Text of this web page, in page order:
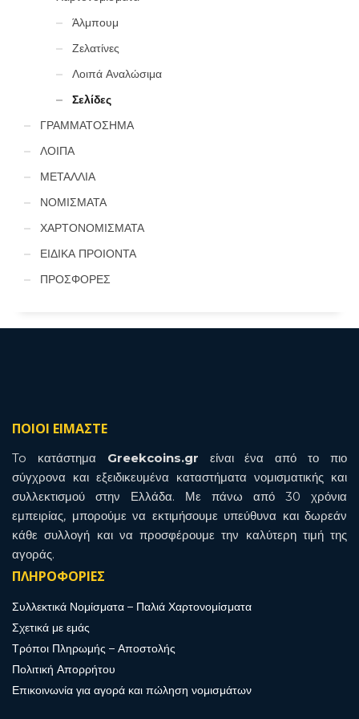
Άλμπουμ
Ζελατίνες
Λοιπά Αναλώσιμα
Σελίδες
ΓΡΑΜΜΑΤΟΣΗΜΑ
ΛΟΙΠΑ
ΜΕΤΑΛΛΙΑ
ΝΟΜΙΣΜΑΤΑ
ΧΑΡΤΟΝΟΜΙΣΜΑΤΑ
ΕΙΔΙΚΑ ΠΡΟΙΟΝΤΑ
ΠΡΟΣΦΟΡΕΣ
ΠΟΙΟΙ ΕΙΜΑΣΤΕ
To κατάστημα Greekcoins.gr είναι ένα από το πιο
σύγχρονα και εξειδικευμένα καταστήματα νομισματικής και
συλλεκτισμού στην Ελλάδα. Με πάνω από 30 χρόνια
εμπειρίας, μπορούμε να εκτιμήσουμε υπεύθυνα και δωρεάν
κάθε συλλογή και να προσφέρουμε την καλύτερη τιμή της
αγοράς.
ΠΛΗΡΟΦΟΡΙΕΣ
Συλλεκτικά Νομίσματα – Παλιά Χαρτονομίσματα
Σχετικά με εμάς
Τρόποι Πληρωμής – Αποστολής
Πολιτική Απορρήτου
Επικοινωνία για αγορά και πώληση νομισμάτων